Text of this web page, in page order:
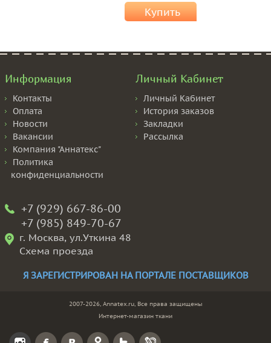
Купить
Информация
Контакты
Оплата
Новости
Вакансии
Компания "Аннатекс"
Политика
конфиденциальности
Личный Кабинет
Личный Кабинет
История заказов
Закладки
Рассылка
+7 (929) 667-86-00
+7 (985) 849-70-67
г. Москва, ул.Уткина 48
Схема проезда
Я ЗАРЕГИСТРИРОВАН НА ПОРТАЛЕ ПОСТАВЩИКОВ
2007-2026, Annatex.ru, Все права защищены
Интернет-магазин ткани